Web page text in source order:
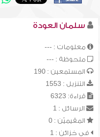
سلمان العودة
معلومات : ---
ملحوظة : ---
المستمعين : 190
التنزيل : 1553
قراءة: 6323
الرسائل : 1
المقيميّن : 0
في خزائن : 1